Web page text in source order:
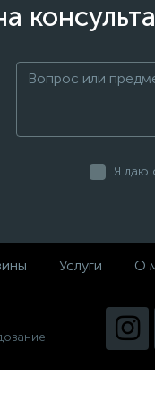
Я даю
Услуги О